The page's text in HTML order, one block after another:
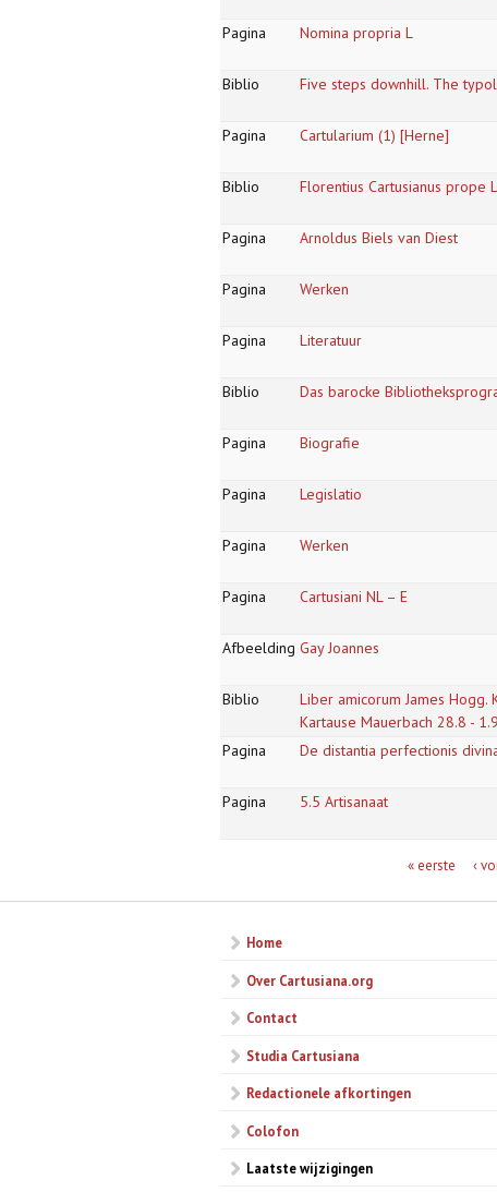
Pagina
Nomina propria L
Biblio
Five steps downhill. The
Pagina
Cartularium (1) [Herne]
Biblio
Florentius Cartusianus prope
Pagina
Arnoldus Biels van Diest
Pagina
Werken
Pagina
Literatuur
Biblio
Das barocke
Pagina
Biografie
Pagina
Legislatio
Pagina
Werken
Pagina
Cartusiani NL – E
Afbeelding Gay Joannes
Biblio
Liber amicorum James
Kartause Mauerbach 28.8 -
Pagina
De distantia perfectionis
Pagina
5.5 Artisanaat
« eerste ‹
Home
Over Cartusiana.org
Contact
Studia Cartusiana
Redactionele afkortingen
Colofon
Laatste wijzigingen